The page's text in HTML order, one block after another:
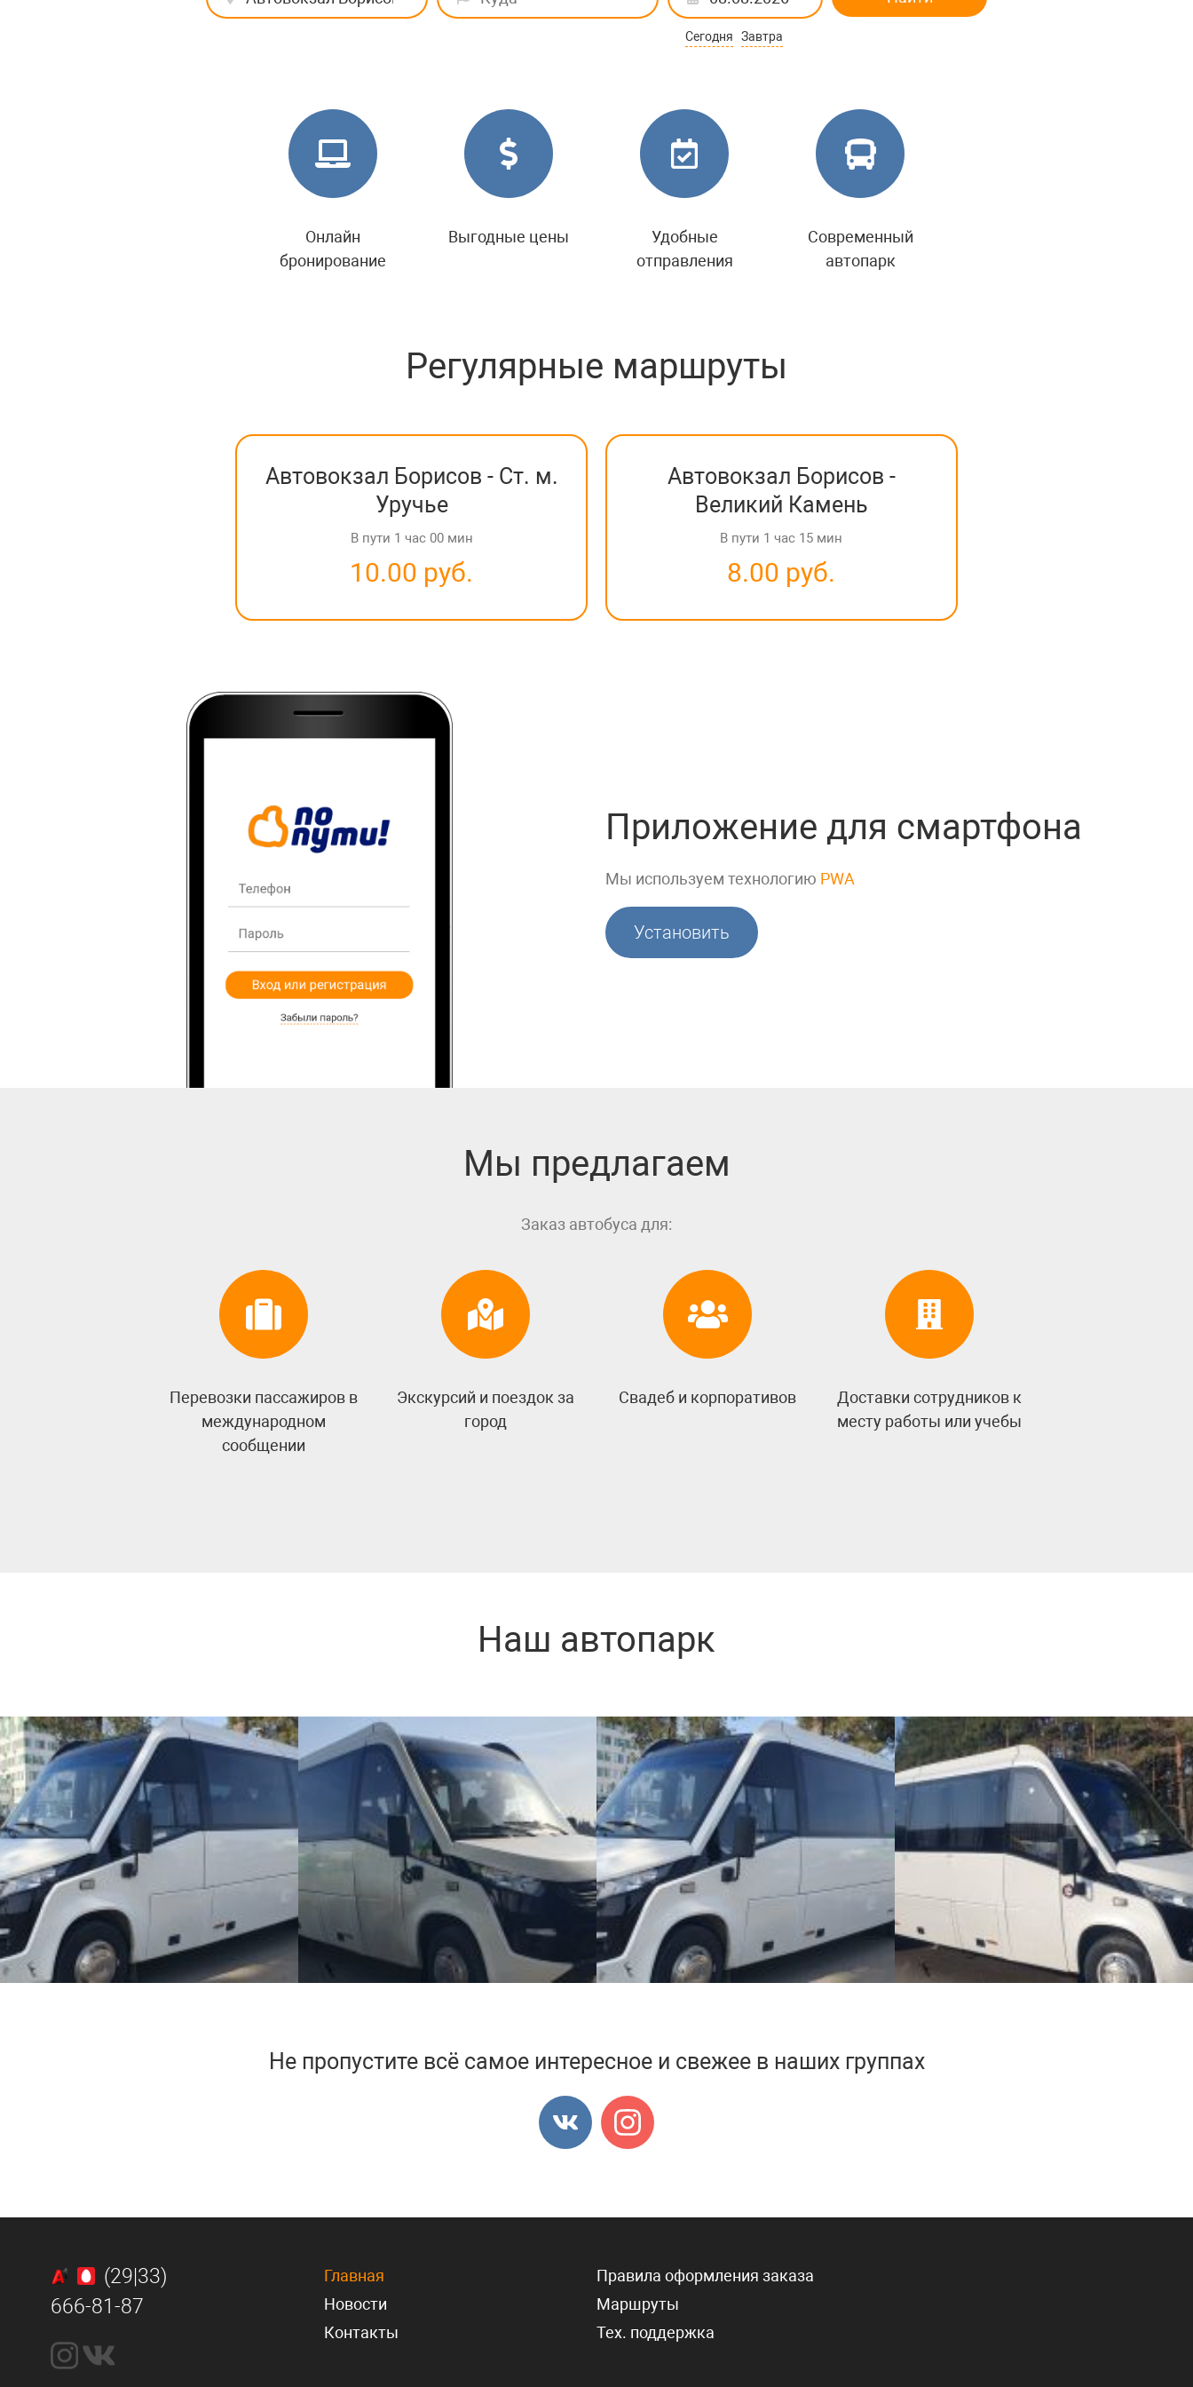
Сегодня Завтра
Онлайн
бронирование
Выгодные цены
Удобные
отправления
Современный
автопарк
Регулярные маршруты
Автовокзал Борисов - Ст. м.
Уручье
В пути 1 час 00 мин
10.00 руб.
Автовокзал Борисов -
Великий Камень
В пути 1 час 15 мин
8.00 руб.
Приложение для смартфона
Мы используем технологию PWA
Установить
Мы предлагаем
Заказ автобуса для:
Перевозки пассажиров в
международном
сообщении
Экскурсий и поездок за
город
Свадеб и корпоративов
Доставки сотрудников к
месту работы или учебы
Наш автопарк
Не пропустите всё самое интересное и свежее в наших группах
(29|33)
666-81-87
Главная
Новости
Контакты
Правила оформления заказа
Маршруты
Тех. поддержка